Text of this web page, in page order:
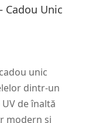
Cadou Unic
unic
dintr-un
de înaltă
modern și